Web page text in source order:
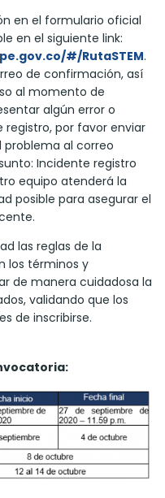
en el formulario oficial
en el siguiente link:
#/RutaSTEM.
de confirmación, así
al momento de
algún error o
por favor enviar
al correo
Incidente registro
equipo atenderá la
posible para asegurar el
las reglas de la
los términos y
de manera cuidadosa la
validando que los
de inscribirse.